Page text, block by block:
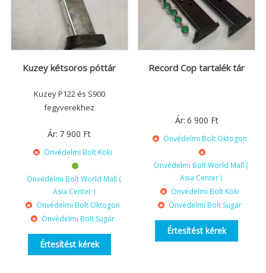
Kuzey kétsoros póttár
Kuzey P122 és S900
fegyverekhez
Ár: 7 900 Ft
Önvédelmi Bolt Köki
Önvédelmi Bolt World Mall (
Asia Center )
Önvédelmi Bolt Oktogon
Önvédelmi Bolt Sugár
Értesítést kérek
Record Cop tartalék tár
Ár: 6 900 Ft
Önvédelmi Bolt Oktogon
Önvédelmi Bolt World Mall (
Asia Center )
Önvédelmi Bolt Köki
Önvédelmi Bolt Sugár
Értesítést kérek